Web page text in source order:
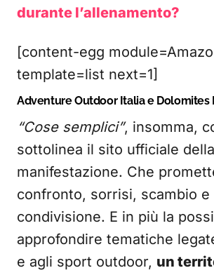
durante l’allenamento?
[content-egg
template=list next=1]
Adventure Outdoor Italia e Dolomites
“Cose semplici”, insomma,
sottolinea il sito ufficiale della
manifestazione. Che
confronto, sorrisi, scambio e
condivisione. E in più la
approfondire tematiche
e agli sport outdoor, un